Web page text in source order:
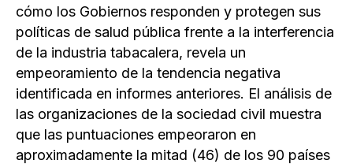
cómo los Gobiernos responden y protegen sus
políticas de salud pública frente a la interferencia
de la industria tabacalera, revela un
empeoramiento de la tendencia negativa
identificada en informes anteriores. El análisis de
las organizaciones de la sociedad civil muestra
que las puntuaciones empeoraron en
aproximadamente la mitad (46) de los 90 países